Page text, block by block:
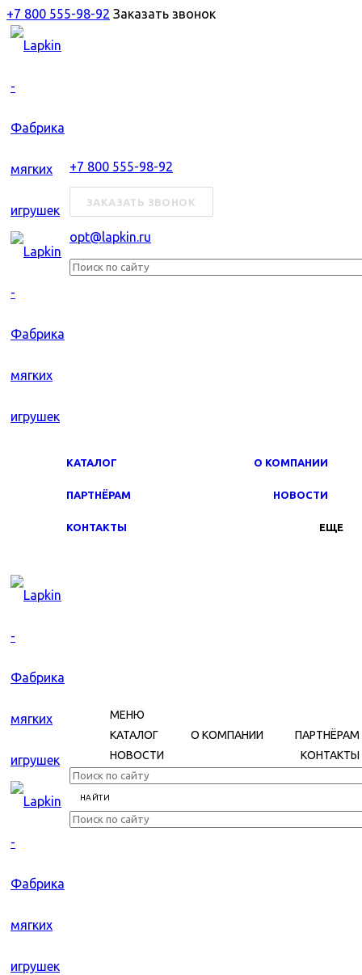
+7 800 555-98-92 Заказать звонок
+7 800 555-98-92
ЗАКАЗАТЬ ЗВОНОК
opt@lapkin.ru
КАТАЛОГ О КОМПАНИИ
ПАРТНЁРАМ НОВОСТИ
КОНТАКТЫ ЕЩЕ
МЕНЮ
КАТАЛОГ
О КОМПАНИИ
ПАРТНЁРАМ
НОВОСТИ
КОНТАКТЫ